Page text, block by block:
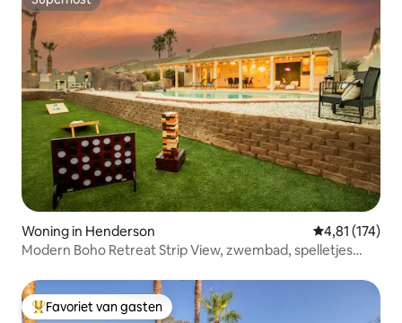
Superhost
Woning in Henderson Gemiddelde
4,81 (174)
Modern Boho Retreat Strip View, zwembad, spelletjes
Topfavoriet van gasten
Favoriet van gasten